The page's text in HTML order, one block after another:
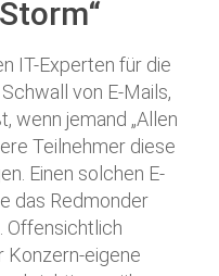
IT-Experten für die
von E-Mails,
wenn jemand „Allen
Teilnehmer diese
Einen solchen E-
das Redmonder
Offensichtlich
Konzern-eigene